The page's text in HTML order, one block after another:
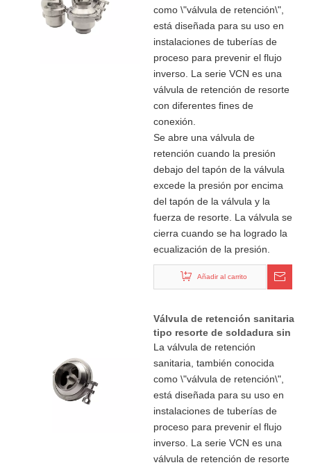
como \"válvula de retención\",
está diseñada para su uso en
instalaciones de tuberías de
proceso para prevenir el flujo
inverso. La serie VCN es una
válvula de retención de resorte
con diferentes fines de
conexión.
Se abre una válvula de
retención cuando la presión
debajo del tapón de la válvula
excede la presión por encima
del tapón de la válvula y la
fuerza de resorte. La válvula se
cierra cuando se ha logrado la
ecualización de la presión.
Añadir al carrito
Válvula de retención sanitaria
tipo resorte de soldadura sin
retorno
La válvula de retención
sanitaria, también conocida
como \"válvula de retención\",
está diseñada para su uso en
instalaciones de tuberías de
proceso para prevenir el flujo
inverso. La serie VCN es una
válvula de retención de resorte